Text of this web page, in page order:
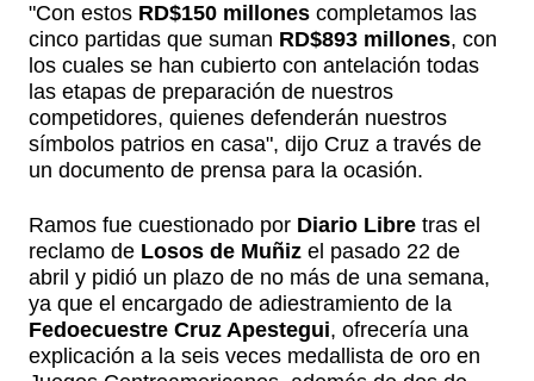
"Con estos RD$150 millones completamos las
cinco partidas que suman RD$893 millones, con
los cuales se han cubierto con antelación todas
las etapas de preparación de nuestros
competidores, quienes defenderán nuestros
símbolos patrios en casa", dijo Cruz a través de
un documento de prensa para la ocasión.
Ramos fue cuestionado por Diario Libre tras el
reclamo de Losos de Muñiz el pasado 22 de
abril y pidió un plazo de no más de una semana,
ya que el encargado de adiestramiento de la
Fedoecuestre Cruz Apestegui, ofrecería una
explicación a la seis veces medallista de oro en